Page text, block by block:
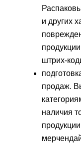
и других
штрих-
продаж.
наличия